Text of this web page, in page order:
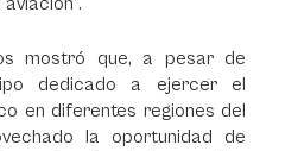
mostró que, a pesar de
dedicado a ejercer el
en diferentes regiones del
la oportunidad de